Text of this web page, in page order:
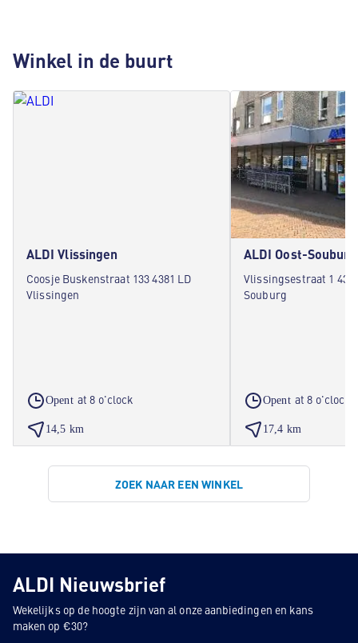
Winkel in de buurt
ALDI Vlissingen
Coosje Buskenstraat 133 4381 LD
Vlissingen
Opent at 8 o'clock
14,5 km
ALDI Oost-Souburg
Vlissingsestraat 1
Souburg
Opent at 8 o'clock
17,4 km
ZOEK NAAR EEN WINKEL
ALDI Nieuwsbrief
Wekelijks op de hoogte zijn van al onze aanbiedingen en kans
maken op €30?